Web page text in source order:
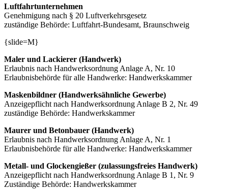
Luftfahrtunternehmen
Genehmigung nach § 20 Luftverkehrsgesetz
zuständige Behörde: Luftfahrt-Bundesamt, Braunschweig
{slide=M}
Maler und Lackierer (Handwerk)
Erlaubnis nach Handwerksordnung Anlage A, Nr. 10
Erlaubnisbehörde für alle Handwerke: Handwerkskammer
Maskenbildner (Handwerksähnliche Gewerbe)
Anzeigepflicht nach Handwerksordnung Anlage B 2, Nr. 49
zuständige Behörde: Handwerkskammer
Maurer und Betonbauer (Handwerk)
Erlaubnis nach Handwerksordnung Anlage A, Nr. 1
Erlaubnisbehörde für alle Handwerke: Handwerkskammer
Metall- und Glockengießer (zulassungsfreies Handwerk)
Anzeigepflicht nach Handwerksordnung Anlage B 1, Nr. 9
Zuständige Behörde: Handwerkskammer